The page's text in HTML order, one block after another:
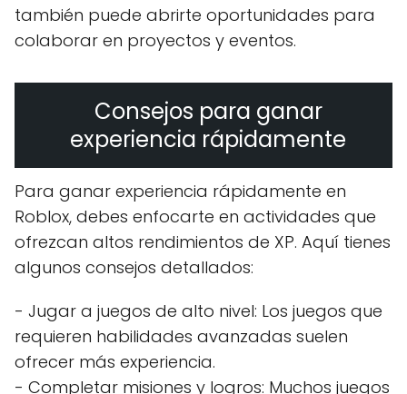
también puede abrirte oportunidades para
colaborar en proyectos y eventos.
Consejos para ganar
experiencia rápidamente
Para ganar experiencia rápidamente en
Roblox, debes enfocarte en actividades que
ofrezcan altos rendimientos de XP. Aquí tienes
algunos consejos detallados:
- Jugar a juegos de alto nivel: Los juegos que
requieren habilidades avanzadas suelen
ofrecer más experiencia.
- Completar misiones y logros: Muchos juegos